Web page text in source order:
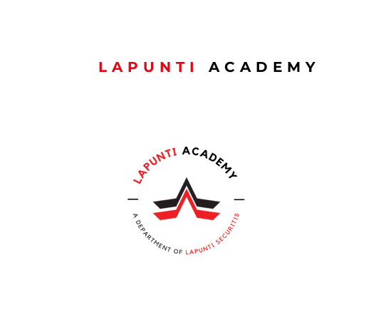
LAPUNTI ACADEMY